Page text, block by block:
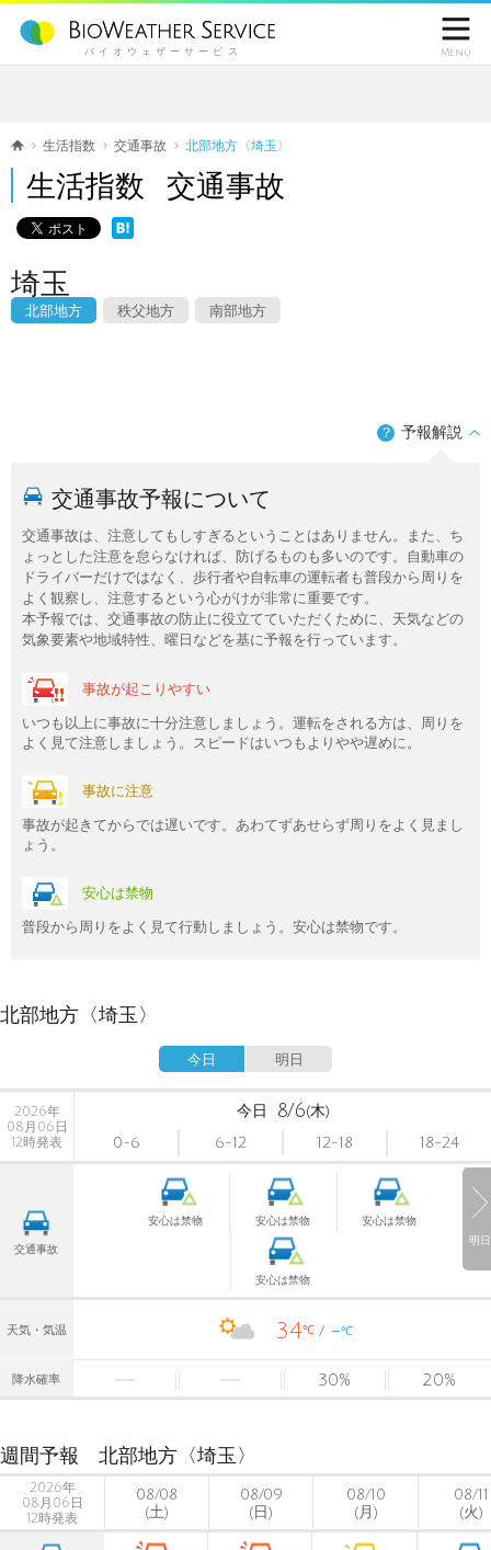
バイオウェザーサービス

Menu
生活指数 交通事故 北部地方〈埼玉〉
生活指数 交通事故
埼玉
北部地方 秩父地方 南部地方
？ 予報解説
交通事故予報について
交通事故は、注意してもしすぎるということはありません。また、ち
ょっとした注意を怠らなければ、防げるものも多いのです。自動車の
ドライバーだけではなく、歩行者や自転車の運転者も普段から周りを
よく観察し、注意するという心がけが非常に重要です。
本予報では、交通事故の防止に役立てていただくために、天気などの
気象要素や地域特性、曜日などを基に予報を行っています。
事故が起こりやすい
いつも以上に事故に十分注意しましょう。運転をされる方は、周りを
よく見て注意しましょう。スピードはいつもよりやや遅めに。
事故に注意
事故が起きてからでは遅いです。あわてずあせらず周りをよく見まし
ょう。
安心は禁物
普段から周りをよく見て行動しましょう。安心は禁物です。
北部地方〈埼玉〉
今日 明日
明日
2026年
08月06日
12時発表
今日 8/6(木)
0-6
6-12 12-18 18-24
交通事故
安心は禁物 安心は禁物 安心は禁物
安心は禁物
天気・気温 34℃ -℃
降水確率 30% 20%
週間予報 北部地方〈埼玉〉
2026年
08月06日
12時発表
08/08
(土)
08/09
(日)
08/10
(月)
08/11
(火)